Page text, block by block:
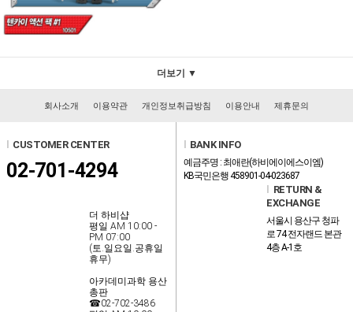
더보기 ▼
회사소개 이용약관 개인정보취급방침 이용안내 제휴문의
l CUSTOMER CENTER
02-701-4294
더 하비샵
평일 AM 10:00 -
PM 07:00
(토.일요일.공휴일
휴무)
아카데미과학 용산
총판
☎02-702-3486
l BANK INFO
예금주명 : 최애란(하비에이에스이엠)
KB국민은행 458901-04-023687
l RETURN &
EXCHANGE
서울시 용산구 청파
로 74 전자랜드 본관
4층 A-1호